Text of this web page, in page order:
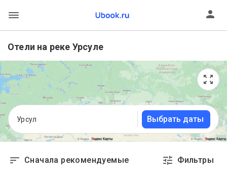
Отели на реке Урсуле
Урсул Выбрать даты
Сначала рекомендуемые Фильтры